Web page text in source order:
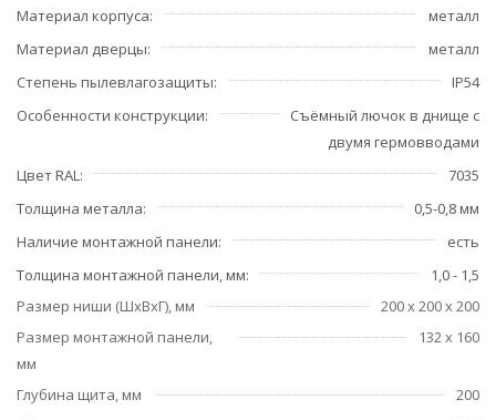
Материал корпуса
металл
Материал дверцы
металл
Степень пылевлагозащиты
IP54
Особенности конструкции
Съёмный лючок в днище с
двумя гермовводами
Цвет RAL
7035
Толщина металла
0,5-0,8 мм
Наличие монтажной панели
есть
Толщина монтажной панели, мм
1,0 - 1,5
Размер ниши (ШхВхГ), мм
200 х 200 х 200
Размер монтажной панели,
мм
132 х 160
Глубина щита, мм
200